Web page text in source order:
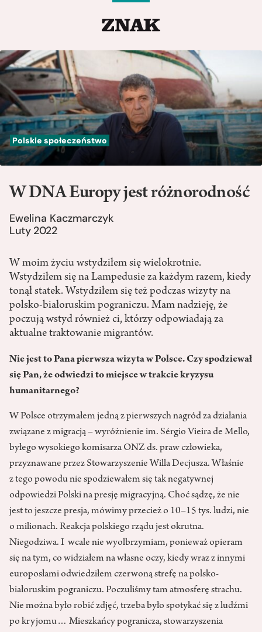
Polskie społeczeństwo
W DNA Europy jest różnorodność
Ewelina Kaczmarczyk
Luty 2022
W moim życiu wstydziłem się wielokrotnie.
Wstydziłem się na Lampedusie za każdym razem, kiedy
tonął statek. Wstydziłem się też podczas wizyty na
polsko-białoruskim pograniczu. Mam nadzieję, że
poczują wstyd również ci, którzy odpowiadają za
aktualne traktowanie migrantów.
Nie jest to Pana pierwsza wizyta w Polsce. Czy spodziewał
się Pan, że odwiedzi to miejsce w trakcie kryzysu
humanitarnego?
W Polsce otrzymałem jedną z pierwszych nagród za działania
związane z migracją – wyróżnienie im. Sérgio Vieira de Mello,
byłego wysokiego komisarza ONZ ds. praw człowieka,
przyznawane przez Stowarzyszenie Willa Decjusza. Właśnie
z tego powodu nie spodziewałem się tak negatywnej
odpowiedzi Polski na presję migracyjną. Choć sądzę, że nie
jest to jeszcze presja, mówimy przecież o 10–15 tys. ludzi, nie
o milionach. Reakcja polskiego rządu jest okrutna.
Niegodziwa. I wcale nie wyolbrzymiam, ponieważ opieram
się na tym, co widziałem na własne oczy, kiedy wraz z innymi
europosłami odwiedziłem czerwoną strefę na polsko-
białoruskim pograniczu. Poczuliśmy tam atmosferę strachu.
Nie można było robić zdjęć, trzeba było spotykać się z ludźmi
po kryjomu… Mieszkańcy pogranicza, stowarzyszenia